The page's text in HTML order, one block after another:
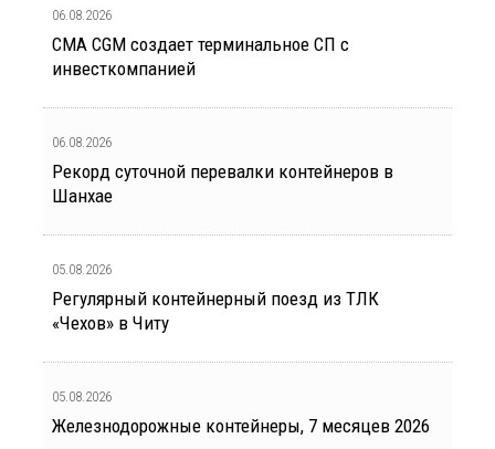
06.08.2026
CMA CGM создает терминальное СП с
инвесткомпанией
06.08.2026
Рекорд суточной перевалки контейнеров в
Шанхае
05.08.2026
Регулярный контейнерный поезд из ТЛК
«Чехов» в Читу
05.08.2026
Железнодорожные контейнеры, 7 месяцев 2026